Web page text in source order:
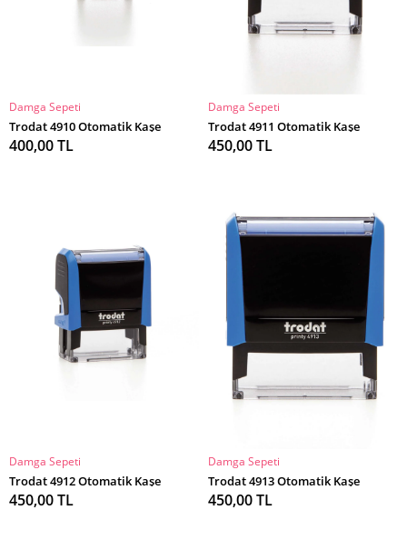
SEPETE EKLE
Damga Sepeti
Trodat 4910 Otomatik Kaşe
400,00 TL
SEPETE EKLE
Damga Sepeti
Trodat 4911 Otomatik Kaşe
450,00 TL
SEPETE EKLE
Damga Sepeti
Trodat 4912 Otomatik Kaşe
450,00 TL
SEPETE EKLE
Damga Sepeti
Trodat 4913 Otomatik Kaşe
450,00 TL